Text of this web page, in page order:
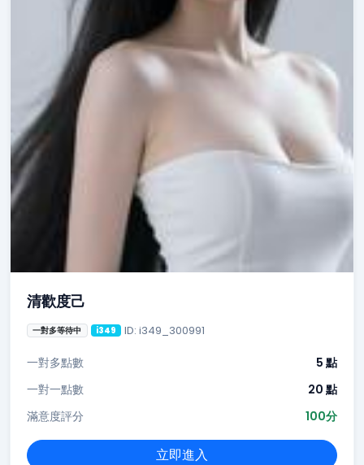
清歡度己
一對多等待中 i349 ID: i349_300991
一對多點數
5 點
一對一點數
20 點
滿意度評分
100分
立即進入